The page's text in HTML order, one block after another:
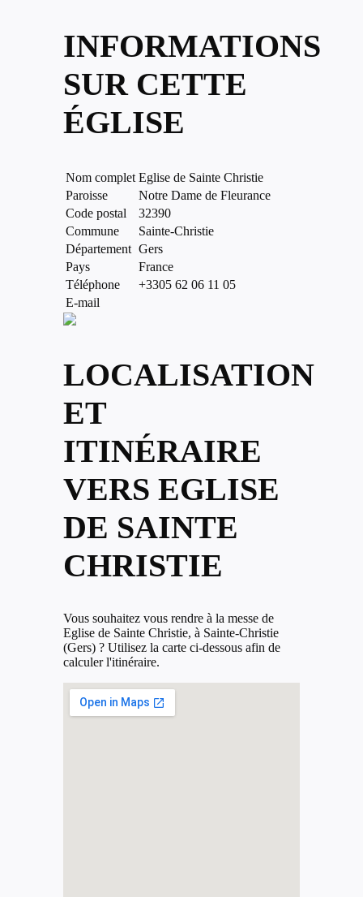
INFORMATIONS
SUR CETTE
ÉGLISE
Nom complet Eglise de Sainte Christie
Paroisse
Notre Dame de Fleurance
Code postal
32390
Commune
Sainte-Christie
Département Gers
Pays
France
Téléphone
+3305 62 06 11 05
E-mail
LOCALISATION
ET
ITINÉRAIRE
VERS EGLISE
DE SAINTE
CHRISTIE
Vous souhaitez vous rendre à la messe de
Eglise de Sainte Christie, à Sainte-Christie
(Gers) ? Utilisez la carte ci-dessous afin de
calculer l'itinéraire.